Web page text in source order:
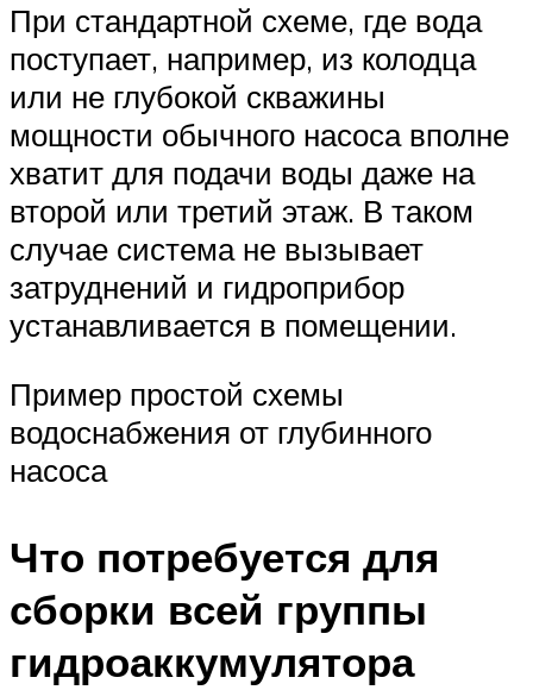
При стандартной схеме, где вода
поступает, например, из колодца
или не глубокой скважины
мощности обычного насоса вполне
хватит для подачи воды даже на
второй или третий этаж. В таком
случае система не вызывает
затруднений и гидроприбор
устанавливается в помещении.
Пример простой схемы
водоснабжения от глубинного
насоса
Что потребуется для
сборки всей группы
гидроаккумулятора